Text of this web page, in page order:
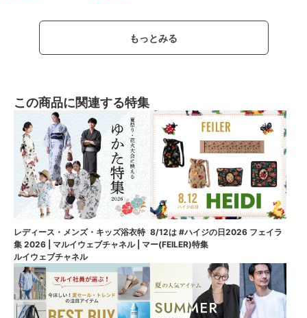
もっとみる
この商品に関連する特集
レディース・メンズ・キッズ浴衣特
集 2026 | マルイウェブチャネル | マ
ルイウェブチャネル
8/12は #ハイジの日2026 フェイラ
ー(FEILER)特集